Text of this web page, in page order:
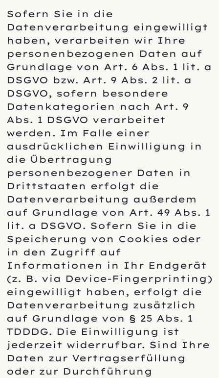
Sofern Sie in die
Datenverarbeitung eingewilligt
haben, verarbeiten wir Ihre
personenbezogenen Daten auf
Grundlage von Art. 6 Abs. 1 lit. a
DSGVO bzw. Art. 9 Abs. 2 lit. a
DSGVO, sofern besondere
Datenkategorien nach Art. 9
Abs. 1 DSGVO verarbeitet
werden. Im Falle einer
ausdrücklichen Einwilligung in
die Übertragung
personenbezogener Daten in
Drittstaaten erfolgt die
Datenverarbeitung außerdem
auf Grundlage von Art. 49 Abs. 1
lit. a DSGVO. Sofern Sie in die
Speicherung von Cookies oder
in den Zugriff auf
Informationen in Ihr Endgerät
(z. B. via Device-Fingerprinting)
eingewilligt haben, erfolgt die
Datenverarbeitung zusätzlich
auf Grundlage von § 25 Abs. 1
TDDDG. Die Einwilligung ist
jederzeit widerrufbar. Sind Ihre
Daten zur Vertragserfüllung
oder zur Durchführung